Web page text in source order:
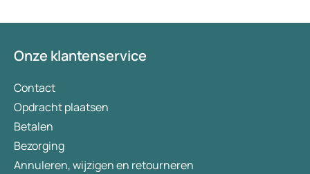
Onze klantenservice
Contact
Opdracht plaatsen
Betalen
Bezorging
Annuleren, wijzigen en retourneren